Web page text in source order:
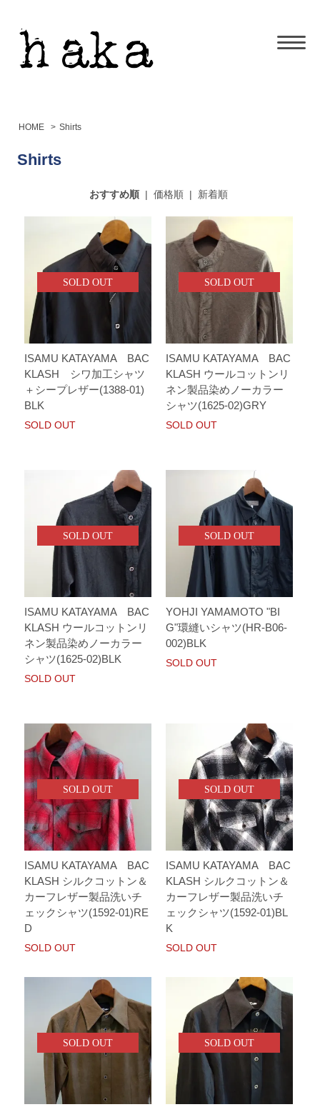
HOME > Shirts
Shirts
おすすめ順| 価格順| 新着順
SOLD OUT
ISAMU KATAYAMA BAC
KLASH シワ加工シャツ
＋シープレザー(1388-01)
BLK
SOLD OUT
SOLD OUT
ISAMU KATAYAMA BAC
KLASH ウールコットンリ
ネン製品染めノーカラー
シャツ(1625-02)GRY
SOLD OUT
SOLD OUT
ISAMU KATAYAMA BAC
KLASH ウールコットンリ
ネン製品染めノーカラー
シャツ(1625-02)BLK
SOLD OUT
SOLD OUT
YOHJI YAMAMOTO "BI
G"環縫いシャツ(HR-B06-
002)BLK
SOLD OUT
SOLD OUT
ISAMU KATAYAMA BAC
KLASH シルクコットン＆
カーフレザー製品洗いチ
ェックシャツ(1592-01)RE
D
SOLD OUT
SOLD OUT
ISAMU KATAYAMA BAC
KLASH シルクコットン＆
カーフレザー製品洗いチ
ェックシャツ(1592-01)BL
K
SOLD OUT
SOLD OUT SOLD OUT